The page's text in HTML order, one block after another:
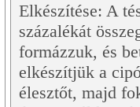
Elkészítése: A
százalékát
formázzuk, és
elkészítjük a
élesztőt, majd